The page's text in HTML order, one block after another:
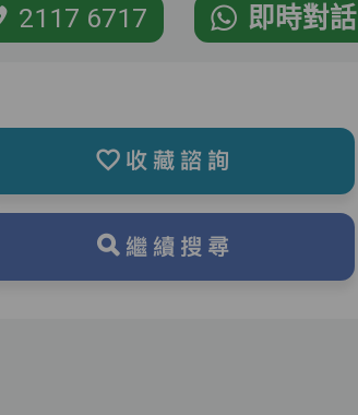
2117 6717 即時對話
收藏諮詢
繼續搜尋